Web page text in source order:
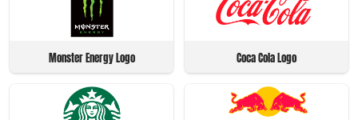
Monster Energy Logo Coca Cola Logo